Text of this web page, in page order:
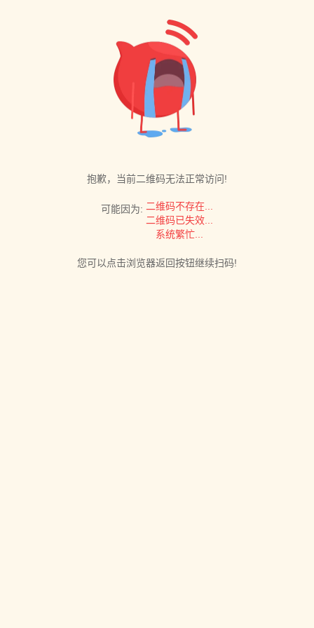
抱歉，当前二维码无法正常访问!
可能因为: 二维码不存在...
二维码已失效...
系统繁忙...
您可以点击浏览器返回按钮继续扫码!